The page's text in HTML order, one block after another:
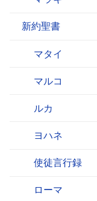
新約聖書
マタイ
マルコ
ルカ
ヨハネ
使徒言行録
ローマ